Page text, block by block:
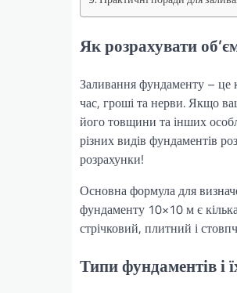
Як розрахувати
Заливання фундаменту – це
час, гроші та нерви. Якщо
його товщини та інших
різних видів фундаментів
розрахунки!
Основна формула для
фундаменту 10×10 м є
стрічковий, плитний і
Типи фундаментів і